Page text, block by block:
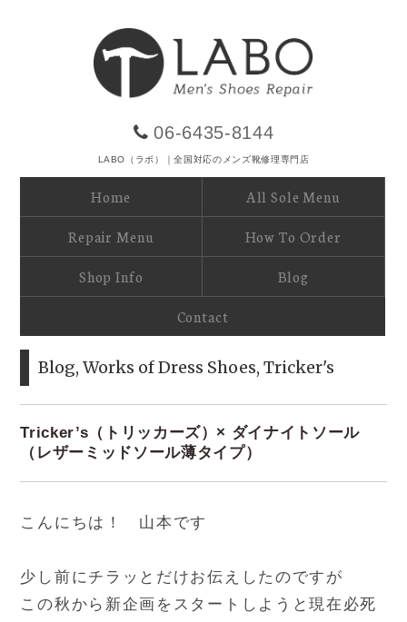
06-6435-8144
LABO（ラボ）｜全国対応のメンズ靴修理専門店
Home All Sole Menu
Repair Menu How To Order
Shop Info Blog
Contact
Blog,Works of Dress Shoes,Tricker's
Tricker’s（トリッカーズ）× ダイナイトソール
（レザーミッドソール薄タイプ）
こんにちは！ 山本です
少し前にチラッとだけお伝えしたのですが
この秋から新企画をスタートしようと現在必死